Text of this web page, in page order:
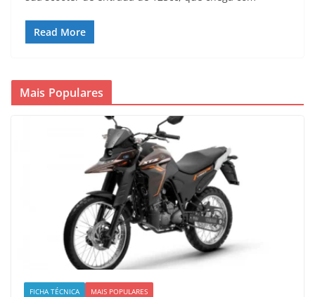
Read More
Mais Populares
FICHA TÉCNICA MAIS POPULARES